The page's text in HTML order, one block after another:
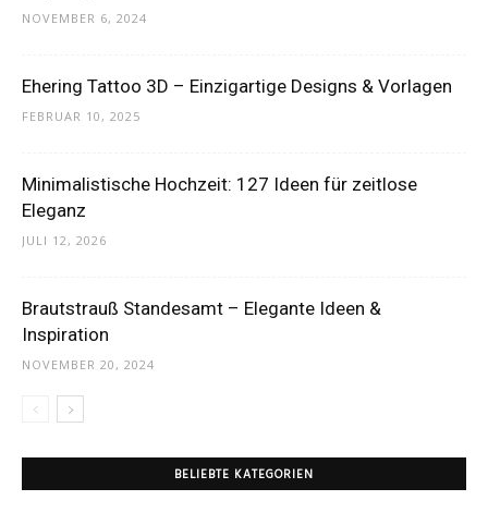
NOVEMBER 6, 2024
Ehering Tattoo 3D – Einzigartige Designs & Vorlagen
FEBRUAR 10, 2025
Minimalistische Hochzeit: 127 Ideen für zeitlose
Eleganz
JULI 12, 2026
Brautstrauß Standesamt – Elegante Ideen &
Inspiration
NOVEMBER 20, 2024
BELIEBTE KATEGORIEN